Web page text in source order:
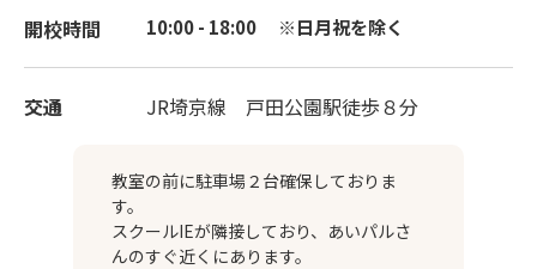
開校時間 10:00 - 18:00 ※日月祝を除く
交通 JR埼京線 戸田公園駅徒歩８分
教室の前に駐車場２台確保しておりま
す。
スクールIEが隣接しており、あいパルさ
んのすぐ近くにあります。